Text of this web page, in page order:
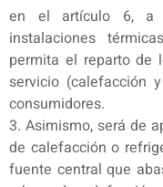
en el artículo 6, a
instalaciones
permita el reparto de
servicio (calefacción
consumidores.
3. Asimismo, será de
de calefacción o
fuente central que